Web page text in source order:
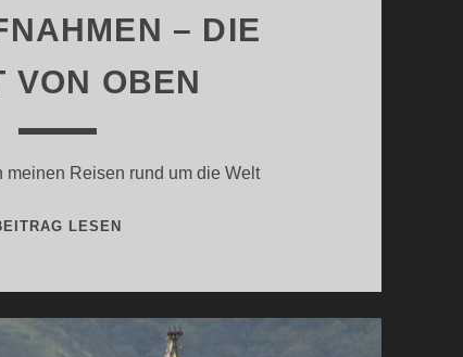
– DIE
VON OBEN
meinen Reisen rund um die Welt
LESEN